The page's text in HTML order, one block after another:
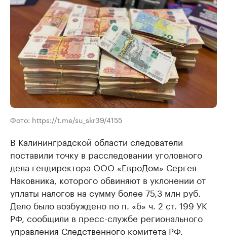
Фото: https://t.me/su_skr39/4155
В Калининградской области следователи
поставили точку в расследовании уголовного
дела гендиректора ООО «ЕвроДом» Сергея
Наковника, которого обвиняют в уклонении от
уплаты налогов на сумму более 75,3 млн руб.
Дело было возбуждено по п. «б» ч. 2 ст. 199 УК
РФ, сообщили в пресс-службе регионального
управления Следственного комитета РФ.